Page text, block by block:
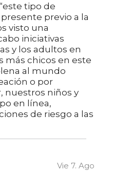
tipo de
previo a la
visto una
iniciativas
y los adultos en
más chicos en este
al mundo
o por
nuestros niños y
en línea,
de riesgo a las
Vie 7. Ago